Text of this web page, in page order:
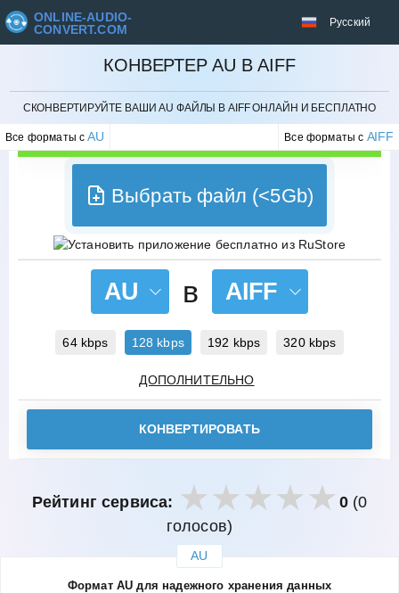
ONLINE-AUDIO-
CONVERT.COM
Русский
КОНВЕРТЕР AU В AIFF
СКОНВЕРТИРУЙТЕ ВАШИ AU ФАЙЛЫ В AIFF ОНЛАЙН И БЕСПЛАТНО
Все форматы сAU Все форматы с AIFF
ОТМЕНИТЬ
Выбрать файл (<5Gb)
AU в AIFF
64 kbps 128 kbps 192 kbps 320 kbps
ДОПОЛНИТЕЛЬНО
КОНВЕРТИРОВАТЬ
Рейтинг сервиса: 0(0
голосов)
AU
Формат AU для надежного хранения данных